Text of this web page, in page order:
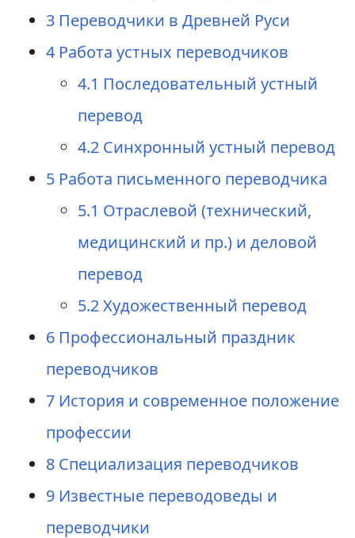
3 Переводчики в Древней Руси
4 Работа устных переводчиков
4.1 Последовательный устный
перевод
4.2 Синхронный устный перевод
5 Работа письменного переводчика
5.1 Отраслевой (технический,
медицинский и пр.) и деловой
перевод
5.2Художественный перевод
6 Профессиональный праздник
переводчиков
7 История и современное положение
профессии
8 Специализация переводчиков
9 Известные переводоведы и
переводчики